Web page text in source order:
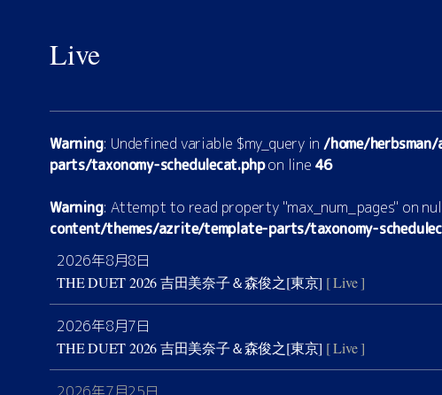
Live
Warning: Undefined variable $my_query in /home/
parts/taxonomy-schedulecat.phpon line 46
Warning: Attempt to read property "max_num_pages" on
content/themes/azrite/template-parts/taxonomy-
2026年8月8日
THE DUET 2026 吉田美奈子＆森俊之[東京] [ Live ]
2026年8月7日
THE DUET 2026 吉田美奈子＆森俊之[東京] [ Live ]